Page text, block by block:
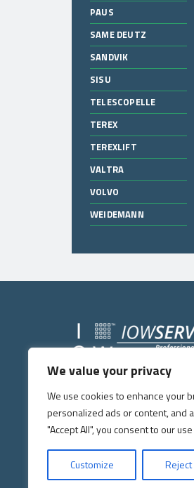
We value your privacy
We use cookies to enhance your
personalized ads or content, and
"Accept All", you consent to our
Customize Reject
PAUS
SAME DEUTZ
SANDVIK
SISU
TELESCOPELLE
TEREX
TEREXLIFT
VALTRA
VOLVO
WEIDEMANN
Copyright © 2026 IOW SERVICE . All right's
Zgodnie z art. 156 ust. 1 pkt 3
zarejestrowanego oznaczenia lub
posiada w swojej ofercie